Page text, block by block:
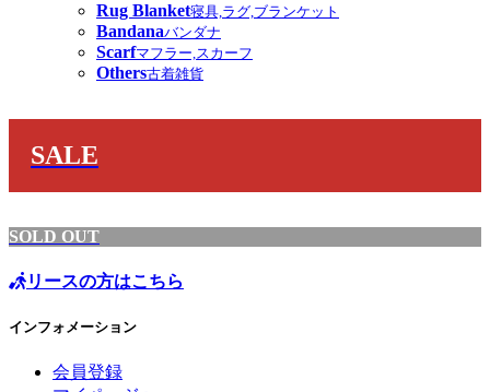
Rug Blanket寝具,ラグ,ブランケット
Bandanaバンダナ
Scarfマフラー,スカーフ
Others古着雑貨
SALE
SOLD OUT
リースの方はこちら
インフォメーション
会員登録